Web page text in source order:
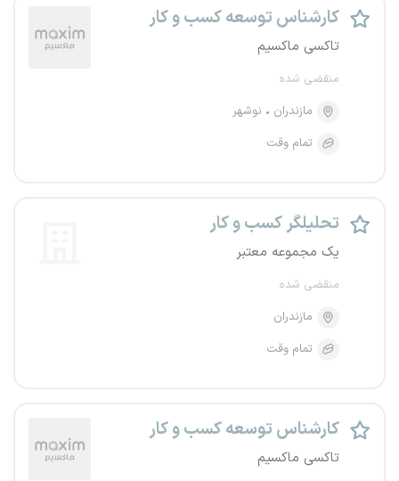
کارشناس توسعه کسب و کار
تاکسی ماکسیم
منقضی شده
مازندران
نوشهر
تمام وقت
تحلیلگر کسب و کار
یک مجموعه معتبر
منقضی شده
مازندران
تمام وقت
کارشناس توسعه کسب و کار
تاکسی ماکسیم